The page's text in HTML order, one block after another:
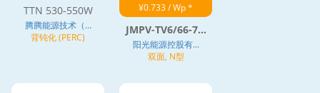
TTN 530-550W
腾腾能源技术（...
背钝化 (PERC)
¥0.733 / Wp *
JMPV-TV6/66-7...
阳光能源控股有...
双面, N型